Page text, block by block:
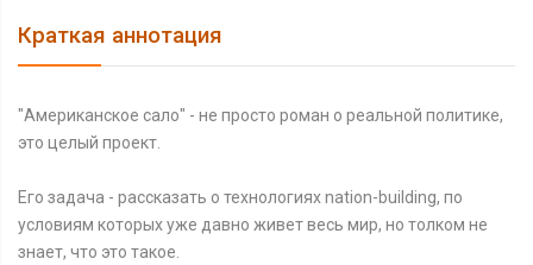
Краткая аннотация
"Американское сало" - не просто роман о реальной политике,
это целый проект.
Его задача - рассказать о технологиях nation-building, по
условиям которых уже давно живет весь мир, но толком не
знает, что это такое.